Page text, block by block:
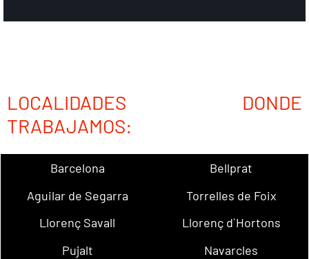
LOCALIDADES DONDE
TRABAJAMOS:
Barcelona
Bellprat
Aguilar de Segarra
Torrelles de Foix
Llorenç Savall
Llorenç d´Hortons
Pujalt
Navarcles